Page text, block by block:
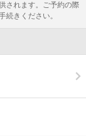
されます。ご予約の際
続きください。